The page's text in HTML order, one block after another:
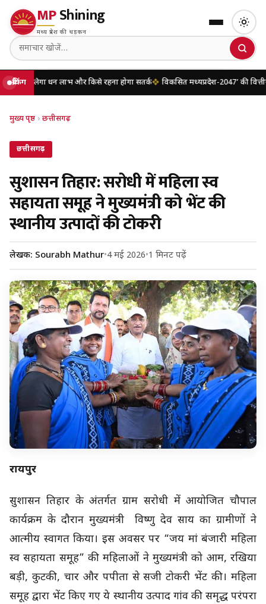
MPShining
मध्य प्रदेश की धड़कन
ब्रेकिंग
धन लाभ और किसे रहना होगा सतर्क विकसित मध्यप्रदेश-2047’ की वित्तीय रूपरेखा
मुख्य पृष्ठ › छत्तीसगढ़
छत्तीसगढ़
सुशासन तिहार: सरोधी में महिला स्व
सहायता समूह ने मुख्यमंत्री को भेंट की
स्थानीय उत्पादों की टोकरी
लेखक: Sourabh Mathur•4 मई 2026•1 मिनट पढ़ें
रायपुर
सुशासन तिहार के अंतर्गत ग्राम सरोधी में आयोजित चौपाल
कार्यक्रम के दौरान मुख्यमंत्री विष्णु देव साय का ग्रामीणों ने
आत्मीय स्वागत किया। इस अवसर पर “जय मां बंजारी महिला
स्व सहायता समूह” की महिलाओं ने मुख्यमंत्री को आम, रखिया
बड़ी, कुटकी, चार और पपीता से सजी टोकरी भेंट की। महिला
समूह द्वारा भेंट किए गए ये स्थानीय उत्पाद गांव की समृद्ध परंपरा